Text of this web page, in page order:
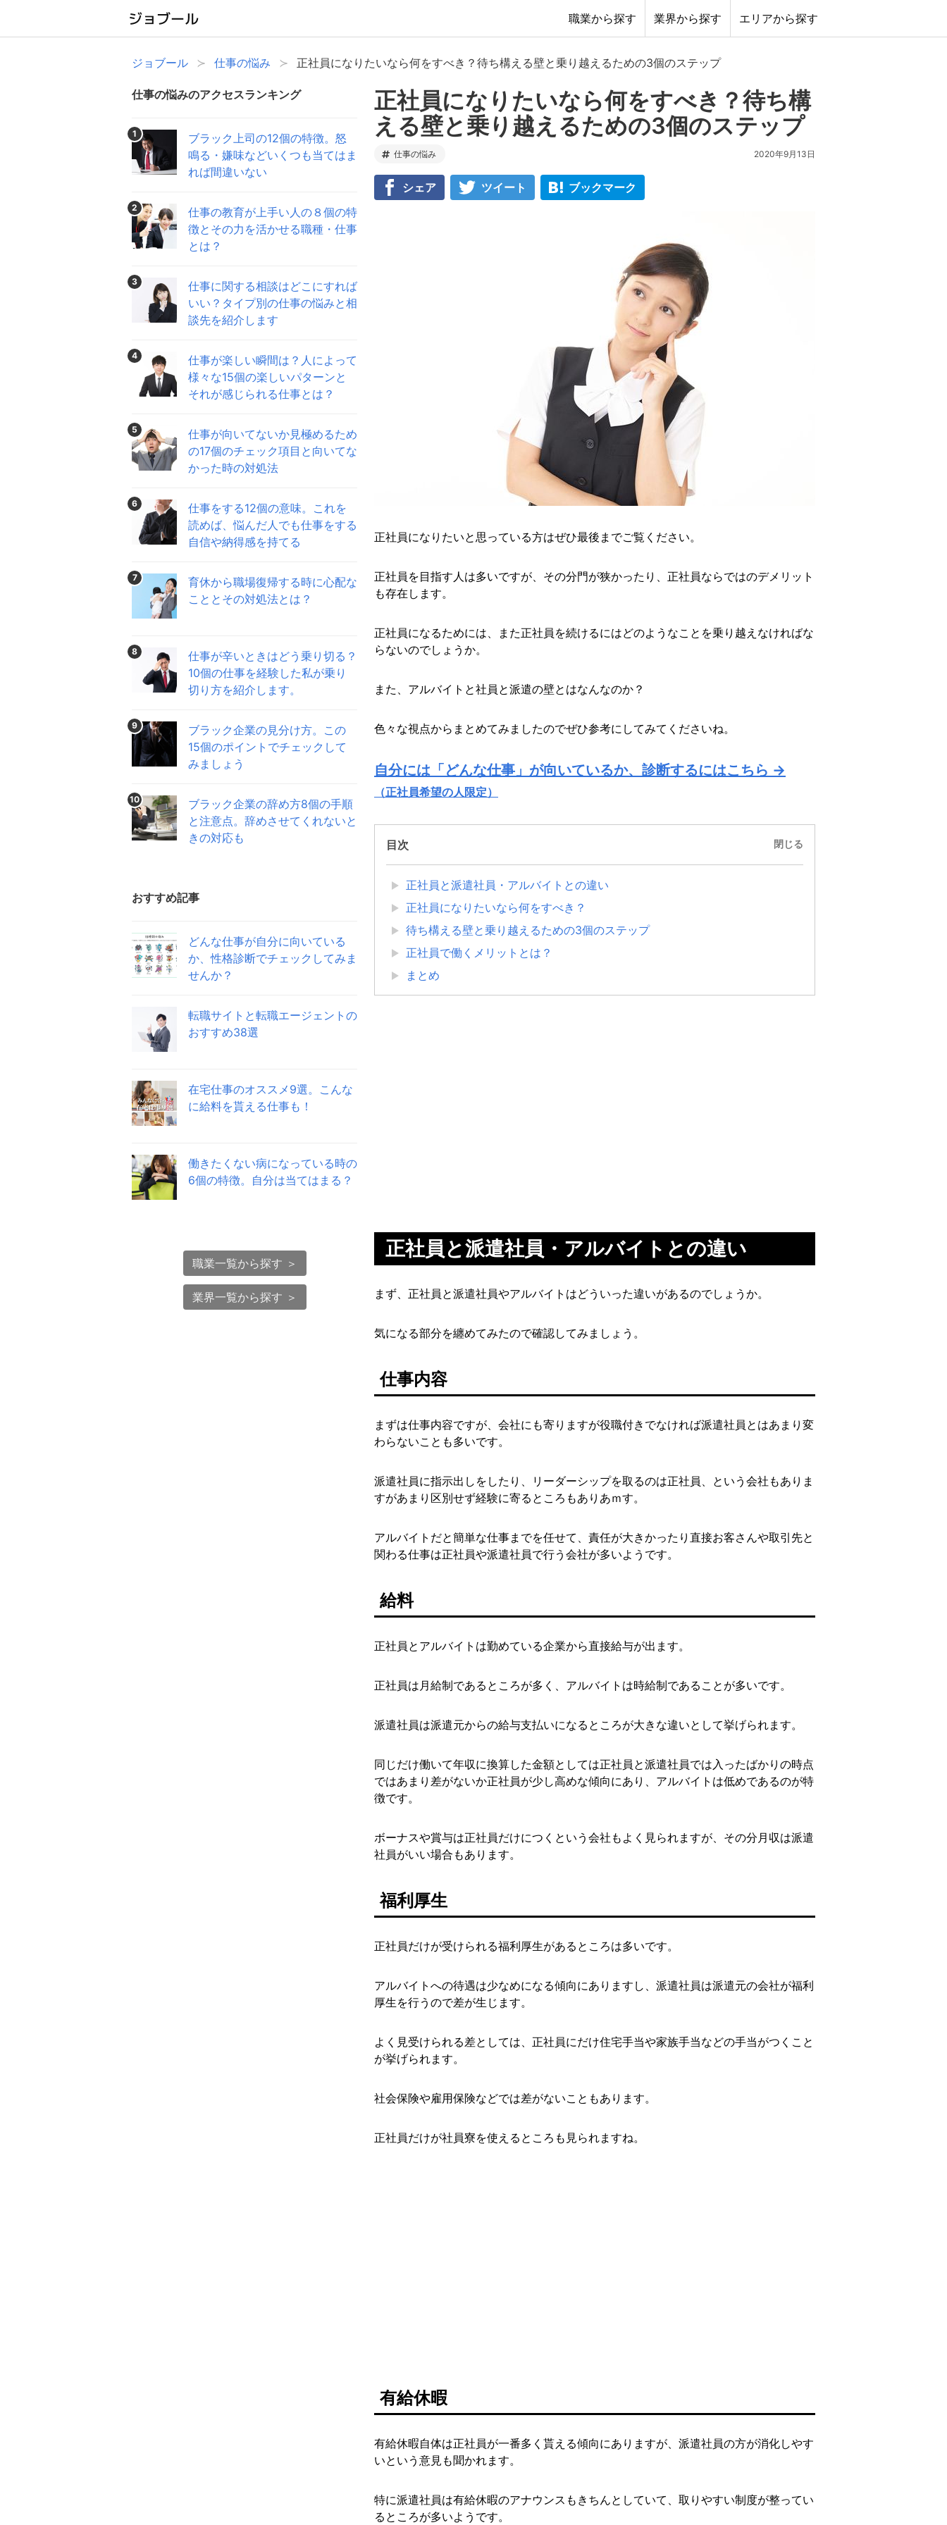
職業から探す 業界から探す エリアから探す
ジョブール 仕事の悩み 正社員になりたいなら何をすべき？待ち構える壁と乗り越えるための3個のステップ
仕事の悩みのアクセスランキング
1
ブラック上司の12個の特徴。怒
鳴る・嫌味などいくつも当てはま
れば間違いない
2
仕事の教育が上手い人の８個の特
徴とその力を活かせる職種・仕事
とは？
3
仕事に関する相談はどこにすれば
いい？タイプ別の仕事の悩みと相
談先を紹介します
4
仕事が楽しい瞬間は？人によって
様々な15個の楽しいパターンと
それが感じられる仕事とは？
5
仕事が向いてないか見極めるため
の17個のチェック項目と向いてな
かった時の対処法
6
仕事をする12個の意味。これを
読めば、悩んだ人でも仕事をする
自信や納得感を持てる
7
育休から職場復帰する時に心配な
こととその対処法とは？
8
仕事が辛いときはどう乗り切る？
10個の仕事を経験した私が乗り
切り方を紹介します。
9
ブラック企業の見分け方。この
15個のポイントでチェックして
みましょう
10
ブラック企業の辞め方8個の手順
と注意点。辞めさせてくれないと
きの対応も
おすすめ記事
どんな仕事が自分に向いている
か、性格診断でチェックしてみま
せんか？
転職サイトと転職エージェントの
おすすめ38選
在宅仕事のオススメ9選。こんな
に給料を貰える仕事も！
働きたくない病になっている時の
6個の特徴。自分は当てはまる？
職業一覧から探す ＞
業界一覧から探す ＞
正社員になりたいなら何をすべき？待ち構
える壁と乗り越えるための3個のステップ
仕事の悩み 2020年9月13日
シェア ツイート ブックマーク
正社員になりたいと思っている方はぜひ最後までご覧ください。
正社員を目指す人は多いですが、その分門が狭かったり、正社員ならではのデメリット
も存在します。
正社員になるためには、また正社員を続けるにはどのようなことを乗り越えなければな
らないのでしょうか。
また、アルバイトと社員と派遣の壁とはなんなのか？
色々な視点からまとめてみましたのでぜひ参考にしてみてくださいね。
自分には「どんな仕事」が向いているか、診断するにはこちら →
（正社員希望の人限定）
目次 閉じる
正社員と派遣社員・アルバイトとの違い
正社員になりたいなら何をすべき？
待ち構える壁と乗り越えるための3個のステップ
正社員で働くメリットとは？
まとめ
正社員と派遣社員・アルバイトとの違い
まず、正社員と派遣社員やアルバイトはどういった違いがあるのでしょうか。
気になる部分を纏めてみたので確認してみましょう。
仕事内容
まずは仕事内容ですが、会社にも寄りますが役職付きでなければ派遣社員とはあまり変
わらないことも多いです。
派遣社員に指示出しをしたり、リーダーシップを取るのは正社員、という会社もありま
すがあまり区別せず経験に寄るところもありあｍす。
アルバイトだと簡単な仕事までを任せて、責任が大きかったり直接お客さんや取引先と
関わる仕事は正社員や派遣社員で行う会社が多いようです。
給料
正社員とアルバイトは勤めている企業から直接給与が出ます。
正社員は月給制であるところが多く、アルバイトは時給制であることが多いです。
派遣社員は派遣元からの給与支払いになるところが大きな違いとして挙げられます。
同じだけ働いて年収に換算した金額としては正社員と派遣社員では入ったばかりの時点
ではあまり差がないか正社員が少し高めな傾向にあり、アルバイトは低めであるのが特
徴です。
ボーナスや賞与は正社員だけにつくという会社もよく見られますが、その分月収は派遣
社員がいい場合もあります。
福利厚生
正社員だけが受けられる福利厚生があるところは多いです。
アルバイトへの待遇は少なめになる傾向にありますし、派遣社員は派遣元の会社が福利
厚生を行うので差が生じます。
よく見受けられる差としては、正社員にだけ住宅手当や家族手当などの手当がつくこと
が挙げられます。
社会保険や雇用保険などでは差がないこともあります。
正社員だけが社員寮を使えるところも見られますね。
有給休暇
有給休暇自体は正社員が一番多く貰える傾向にありますが、派遣社員の方が消化しやす
いという意見も聞かれます。
特に派遣社員は有給休暇のアナウンスもきちんとしていて、取りやすい制度が整ってい
るところが多いようです。